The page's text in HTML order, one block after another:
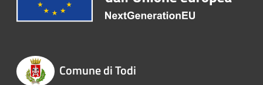
Comune di Todi